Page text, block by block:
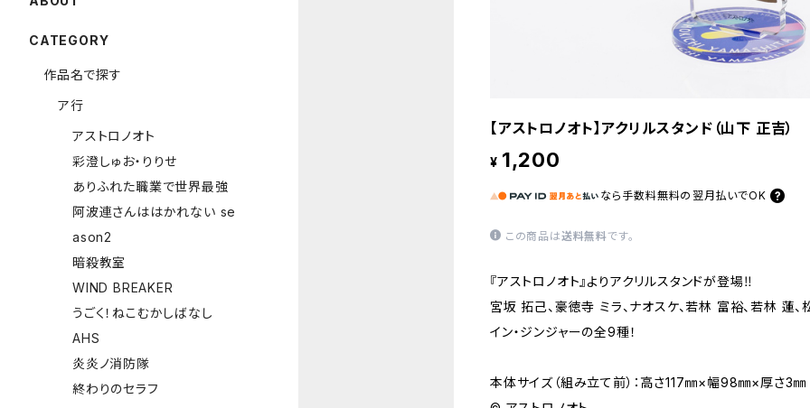
【アストロノオト】アクリルスタンド（山下 正吉）
¥ 1,200
なら 手数料無料の 翌月払いでOK
この商品は送料無料です。
『アストロノオト』よりアクリルスタンドが登場‼
宮坂 拓己、豪徳寺 ミラ、ナオスケ、若林 富裕、若林 蓮
イン・ジンジャーの全9種！
本体サイズ（組み立て前）：高さ117㎜×幅98㎜×厚さ3㎜
CATEGORY
作品名で探す
ア行
アストロノオト
彩澄しゅお・りりせ
ありふれた職業で世界最強
阿波連さんははかれない se
ason2
暗殺教室
WIND BREAKER
うごく！ねこむかしばなし
AHS
炎炎ノ消防隊
終わりのセラフ